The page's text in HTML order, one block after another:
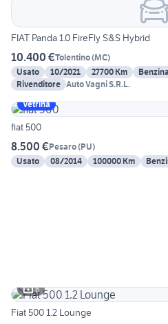
FIAT Panda 1.0 FireFly S&S Hybrid
10.400 €Tolentino(MC)
Usato
10/2021 27700 Km Benzina
Rivenditore Auto Vagni S.R.L.
Vetrina
fiat 500
8.500 €Pesaro(PU)
Usato
08/2014 100000 Km
6
Fiat 500 1.2 Lounge